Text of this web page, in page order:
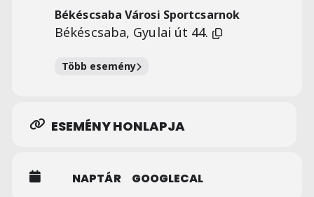
Békéscsaba Városi Sportcsarnok
Békéscsaba, Gyulai út 44.
Több esemény
ESEMÉNY HONLAPJA
NAPTÁR GOOGLECAL